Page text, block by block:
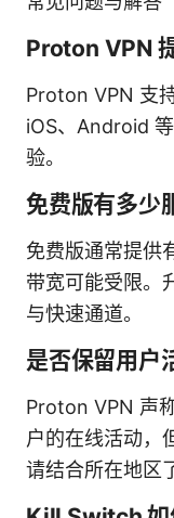
Proton VPN
Proton VPN 支
iOS、Android
验。
免费版有多少
免费版通常提供
带宽可能受限。
与快速通道。
是否保留用户
Proton VPN 声
户的在线活动，
请结合所在地区